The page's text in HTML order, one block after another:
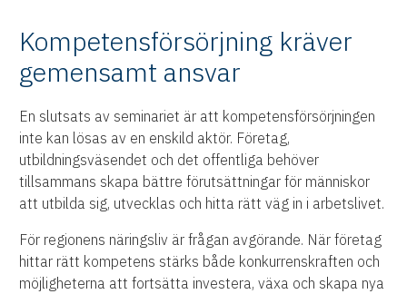
Kompetensförsörjning kräver
gemensamt ansvar
En slutsats av seminariet är att kompetensförsörjningen
inte kan lösas av en enskild aktör. Företag,
utbildningsväsendet och det offentliga behöver
tillsammans skapa bättre förutsättningar för människor
att utbilda sig, utvecklas och hitta rätt väg in i arbetslivet.
För regionens näringsliv är frågan avgörande. När företag
hittar rätt kompetens stärks både konkurrenskraften och
möjligheterna att fortsätta investera, växa och skapa nya